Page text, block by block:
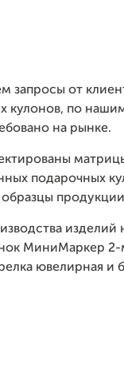
запросы от
кулонов, по
на рынке.
подарочных
изделий
МиниМаркер
ювелирная и